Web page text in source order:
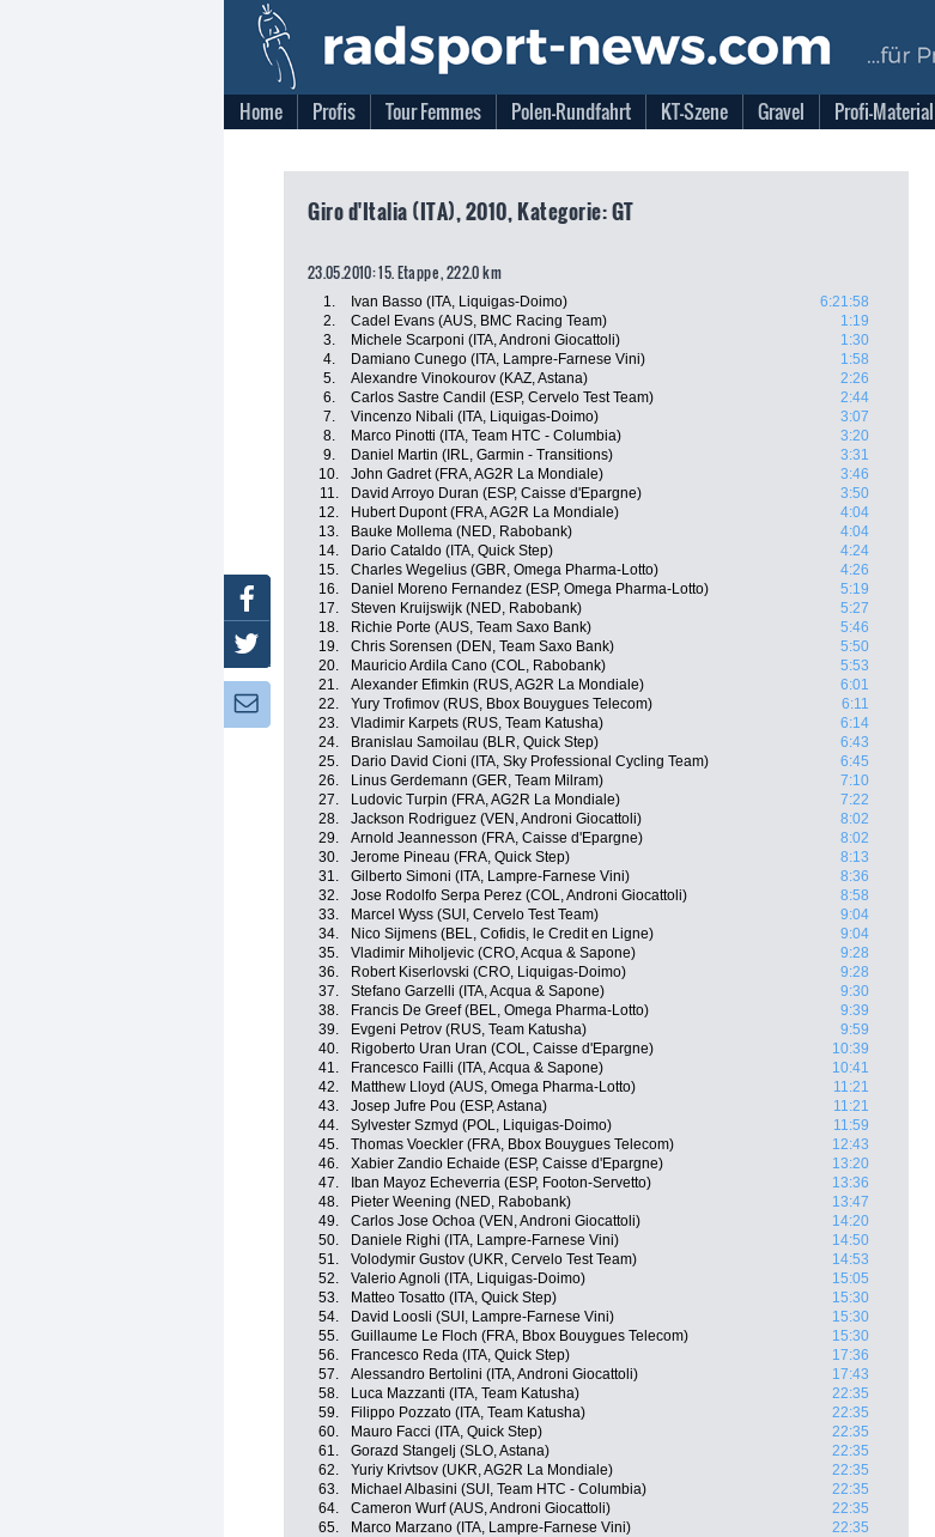
Home Profis Tour Femmes Polen-Rundfahrt KT-Szene Gravel Profi-Material
Giro d'Italia (ITA), 2010, Kategorie: GT
23.05.2010: 15. Etappe , 222.0 km
1. Ivan Basso (ITA, Liquigas-Doimo)
6:21:58
2.
Cadel Evans (AUS, BMC Racing Team)
1:19
3.
Michele Scarponi (ITA, Androni Giocattoli)
1:30
4.
Damiano Cunego (ITA, Lampre-Farnese Vini)
1:58
5.
Alexandre Vinokourov (KAZ, Astana)
2:26
6.
Carlos Sastre Candil (ESP, Cervelo Test Team)
2:44
7.
Vincenzo Nibali (ITA, Liquigas-Doimo)
3:07
8.
Marco Pinotti (ITA, Team HTC - Columbia)
3:20
9.
Daniel Martin (IRL, Garmin - Transitions)
3:31
10.
John Gadret (FRA, AG2R La Mondiale)
3:46
11.
David Arroyo Duran (ESP, Caisse d'Epargne)
3:50
12.
Hubert Dupont (FRA, AG2R La Mondiale)
4:04
13.
Bauke Mollema (NED, Rabobank)
4:04
14.
Dario Cataldo (ITA, Quick Step)
4:24
15.
Charles Wegelius (GBR, Omega Pharma-Lotto)
4:26
16.
Daniel Moreno Fernandez (ESP, Omega Pharma-Lotto)
5:19
17.
Steven Kruijswijk (NED, Rabobank)
5:27
18.
Richie Porte (AUS, Team Saxo Bank)
5:46
19.
Chris Sorensen (DEN, Team Saxo Bank)
5:50
20.
Mauricio Ardila Cano (COL, Rabobank)
5:53
21.
Alexander Efimkin (RUS, AG2R La Mondiale)
6:01
22.
Yury Trofimov (RUS, Bbox Bouygues Telecom)
6:11
23.
Vladimir Karpets (RUS, Team Katusha)
6:14
24.
Branislau Samoilau (BLR, Quick Step)
6:43
25.
Dario David Cioni (ITA, Sky Professional Cycling Team)
6:45
26.
Linus Gerdemann (GER, Team Milram)
7:10
27.
Ludovic Turpin (FRA, AG2R La Mondiale)
7:22
28.
Jackson Rodriguez (VEN, Androni Giocattoli)
8:02
29.
Arnold Jeannesson (FRA, Caisse d'Epargne)
8:02
30.
Jerome Pineau (FRA, Quick Step)
8:13
31.
Gilberto Simoni (ITA, Lampre-Farnese Vini)
8:36
32.
Jose Rodolfo Serpa Perez (COL, Androni Giocattoli)
8:58
33.
Marcel Wyss (SUI, Cervelo Test Team)
9:04
34.
Nico Sijmens (BEL, Cofidis, le Credit en Ligne)
9:04
35.
Vladimir Miholjevic (CRO, Acqua & Sapone)
9:28
36.
Robert Kiserlovski (CRO, Liquigas-Doimo)
9:28
37.
Stefano Garzelli (ITA, Acqua & Sapone)
9:30
38.
Francis De Greef (BEL, Omega Pharma-Lotto)
9:39
39.
Evgeni Petrov (RUS, Team Katusha)
9:59
40.
Rigoberto Uran Uran (COL, Caisse d'Epargne)
10:39
41.
Francesco Failli (ITA, Acqua & Sapone)
10:41
42.
Matthew Lloyd (AUS, Omega Pharma-Lotto)
11:21
43.
Josep Jufre Pou (ESP, Astana)
11:21
44.
Sylvester Szmyd (POL, Liquigas-Doimo)
11:59
45.
Thomas Voeckler (FRA, Bbox Bouygues Telecom)
12:43
46.
Xabier Zandio Echaide (ESP, Caisse d'Epargne)
13:20
47.
Iban Mayoz Echeverria (ESP, Footon-Servetto)
13:36
48.
Pieter Weening (NED, Rabobank)
13:47
49.
Carlos Jose Ochoa (VEN, Androni Giocattoli)
14:20
50.
Daniele Righi (ITA, Lampre-Farnese Vini)
14:50
51.
Volodymir Gustov (UKR, Cervelo Test Team)
14:53
52.
Valerio Agnoli (ITA, Liquigas-Doimo)
15:05
53.
Matteo Tosatto (ITA, Quick Step)
15:30
54.
David Loosli (SUI, Lampre-Farnese Vini)
15:30
55.
Guillaume Le Floch (FRA, Bbox Bouygues Telecom)
15:30
56.
Francesco Reda (ITA, Quick Step)
17:36
57.
Alessandro Bertolini (ITA, Androni Giocattoli)
17:43
58.
Luca Mazzanti (ITA, Team Katusha)
22:35
59.
Filippo Pozzato (ITA, Team Katusha)
22:35
60.
Mauro Facci (ITA, Quick Step)
22:35
61.
Gorazd Stangelj (SLO, Astana)
22:35
62.
Yuriy Krivtsov (UKR, AG2R La Mondiale)
22:35
63.
Michael Albasini (SUI, Team HTC - Columbia)
22:35
64.
Cameron Wurf (AUS, Androni Giocattoli)
22:35
65.
Marco Marzano (ITA, Lampre-Farnese Vini)
22:35
Facebook
Twitter
Newsletter: